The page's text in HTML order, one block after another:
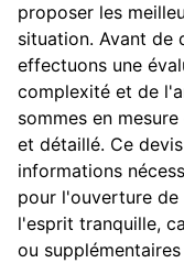
proposer les
situation. Avant de
effectuons une
complexité et de
sommes en
et détaillé. Ce
informations
pour l'ouverture
l'esprit tranquille,
ou